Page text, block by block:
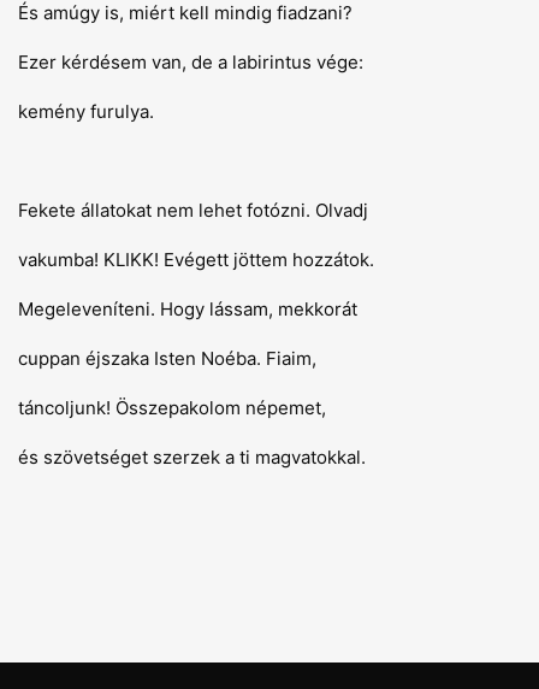
És amúgy is, miért kell mindig fiadzani?
Ezer kérdésem van, de a labirintus vége:
kemény furulya.
Fekete állatokat nem lehet fotózni. Olvadj
vakumba! KLIKK! Evégett jöttem hozzátok.
Megeleveníteni. Hogy lássam, mekkorát
cuppan éjszaka Isten Noéba. Fiaim,
táncoljunk! Összepakolom népemet,
és szövetséget szerzek a ti magvatokkal.